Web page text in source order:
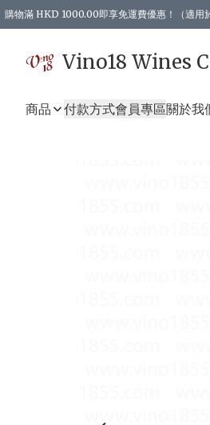
購物滿 HKD 1000.00即享免運費優惠！（適用
Vino18 Wines
商品 付款方式會員專區關於我